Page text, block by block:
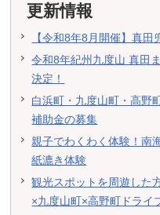
更新情報
【令和8年8月開催】真
令和8年紀州九度山 真田
決定！
白浜町・九度山町・高野
補助金の募集
親子でわくわく体験！南
紙漉き体験
観光スポットを周遊した
×九度山町×高野町ドライ